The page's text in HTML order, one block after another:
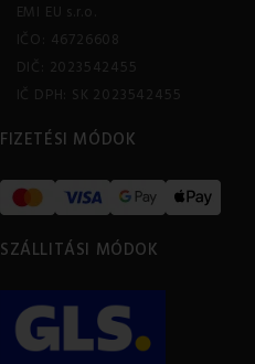
EMI EU s.r.o.
IČO: 46726608
DIČ: 2023542455
IČ DPH: SK 2023542455
FIZETÉSI MÓDOK
SZÁLLITÁSI MÓDOK